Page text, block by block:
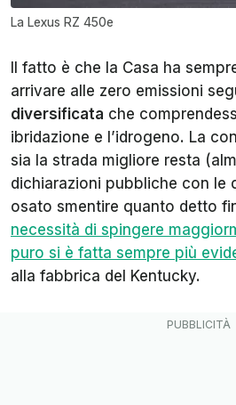
La Lexus RZ 450e
Il fatto è che la Casa ha
arrivare alle zero emissioni
diversificata che
ibridazione e l’idrogeno. La
sia la strada migliore resta
dichiarazioni pubbliche con le
osato smentire quanto detto
necessità di spingere
puro si è fatta sempre più
alla fabbrica del Kentucky.